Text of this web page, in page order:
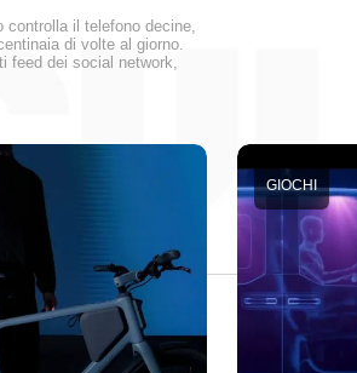
controlla il telefono decine,
di volte al giorno.
feed dei social network,
GIOCHI